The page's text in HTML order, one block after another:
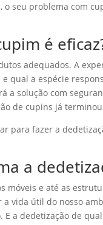
seu problema com
é
adequados. A
qual a espécie
a solução com
de cupins já
para fazer a
a
móveis e até as
vida útil do nosso
a dedetização de